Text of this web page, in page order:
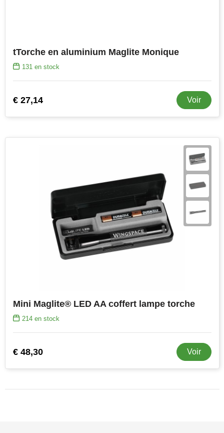
tTorche en aluminium Maglite Monique
131en stock
€ 27,14 Voir
Mini Maglite® LED AA coffert lampe torche
214en stock
€ 48,30 Voir